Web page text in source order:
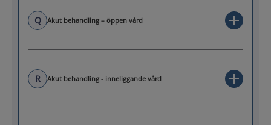
Q Akut behandling – öppen vård
R Akut behandling - inneliggande vård